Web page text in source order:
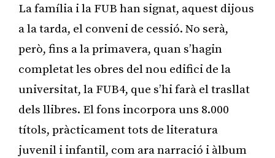
La família i la FUB han signat, aquest dijous
a la tarda, el conveni de cessió. No serà,
però, fins a la primavera, quan s’hagin
completat les obres del nou edifici de la
universitat, la FUB4, que s’hi farà el trasllat
dels llibres. El fons incorpora uns 8.000
títols, pràcticament tots de literatura
juvenil i infantil, com ara narració i àlbum